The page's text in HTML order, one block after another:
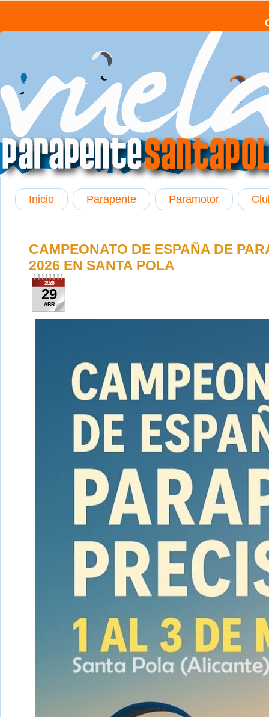
Inicio Parapente Paramotor
CAMPEONATO DE ESPAÑA DE
2026 EN SANTA POLA
2026
29
ABR